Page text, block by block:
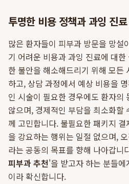
투명한 비용 정책과 과잉 진
많은 환자들이 피부과 방문을 망설
기 어려운 비용과 과잉 진료에 대
한 불안을 해소해드리기 위해 모든
하고, 상담 과정에서 예상 비용을
인 시술이 필요한 경우에도 환자의
않으며, 경제적인 부담을 최소화할
께 고민합니다. 불필요한 패키지
을 강요하는 행위는 일절 없으며,
라는 공동의 목표를 향해 나아갑니
피부과 추천'을 받고자 하는 분들
이라 확신합니다.